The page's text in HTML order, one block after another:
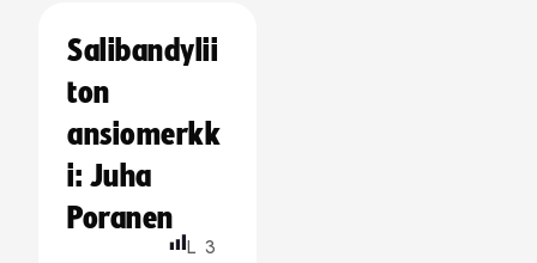
Salibandylii
ton
ansiomerkk
i: Juha
Poranen
L 3